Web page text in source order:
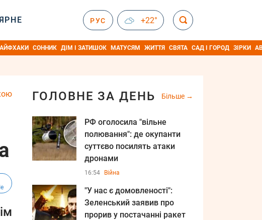
РУС +22°
СОННИК ДІМ І ЗАТИШОК МАТУСЯМ ЖИТТЯ СВЯТА САД І ГОРОД ЗІРКИ
ГОЛОВНЕ ЗА ДЕНЬ Більше
РФ оголосила "вільне
полювання": де окупанти
суттєво посилять атаки
дронами
16:54 Війна
"У нас є домовленості":
Зеленський заявив про
прорив у постачанні ракет